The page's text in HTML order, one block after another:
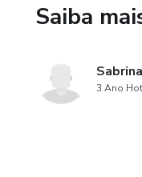
Saiba
3 Ano